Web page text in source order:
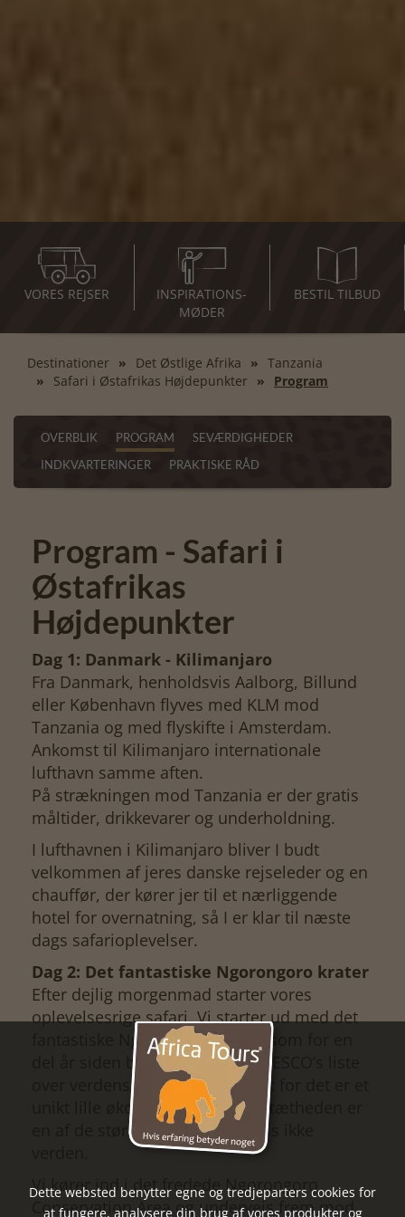
VORES REJSER
INSPIRATIONS-
MØDER
BESTIL TILBUD
Destinationer Det Østlige Afrika
Tanzania
Safari i Østafrikas Højdepunkter
Program
OVERBLIK PROGRAM
SEVÆRDIGHEDER
INDKVARTERINGER
PRAKTISKE RÅD
Program - Safari i
Østafrikas
Højdepunkter
Dag 1: Danmark - Kilimanjaro
Fra Danmark, henholdsvis Aalborg, Billund
eller København flyves med KLM mod
Tanzania og med flyskifte i Amsterdam.
Ankomst til Kilimanjaro internationale
lufthavn samme aften.
På strækningen mod Tanzania er der gratis
måltider, drikkevarer og underholdning.
I lufthavnen i Kilimanjaro bliver I budt
velkommen af jeres danske rejseleder og en
chauffør, der kører jer til et nærliggende
hotel for overnatning, så I er klar til næste
dags safarioplevelser.
Dag 2: Det fantastiske Ngorongoro krater
Efter dejlig morgenmad starter vores
oplevelsesrige safari. Vi starter ud med det
fantastiske Ngorongoro krater, som for en
del år siden blev optaget på UNESCO’s liste
over verdensarv. Helt forståeligt for det er et
unikt lille økosystem, hvor dyretætheden er
en af de største i hele Afrika hvis ikke
Vi kører ind i det fredede Ngorongoro
Conservation Area og undervejs frem mod
Dette websted benytter egne og tredjeparters cookies for
at fungere, analysere din brug af vores produkter og